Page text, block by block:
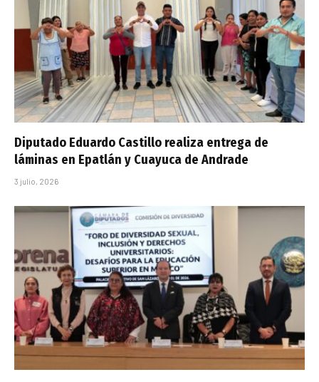
Diputado Eduardo Castillo realiza entrega de
láminas en Epatlán y Cuayuca de Andrade
3 julio, 2026